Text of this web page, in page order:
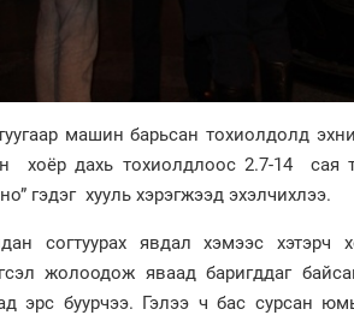
машин барьсан тохиолдолд
хоёр дахь тохиолдлоос 2.7-14 сая
гэдэг хууль хэрэгжээд эхэлчихлээ.
согтуурах явдал хэмээс хэтэрч
жолоодож яваад баригддаг
эрс буурчээ. Гэлээ ч бас сурсан